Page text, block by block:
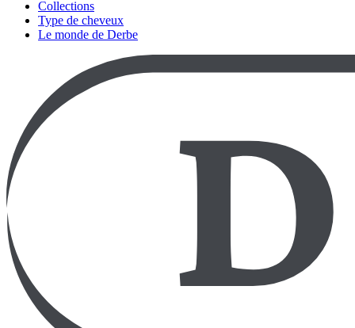
Collections
Type de cheveux
Le monde de Derbe